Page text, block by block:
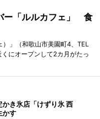
ー「ルルカフェ」 食
」（和歌山市美園町4、TEL
にオープンして2カ月がたっ
き氷店「けずり氷 西
かす